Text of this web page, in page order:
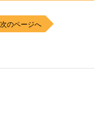
次のページへ